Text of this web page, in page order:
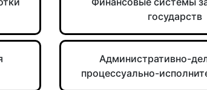
государств
Административно-
процессуально-